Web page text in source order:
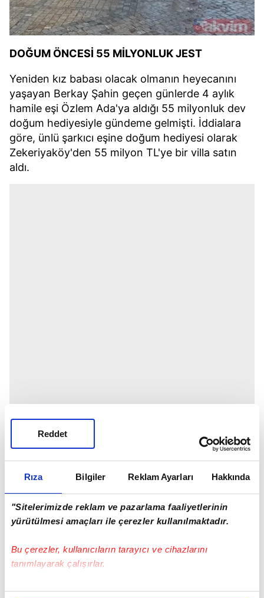
Rıza Bilgiler Reklam Ayarları Hakkında
"Sitelerimizde reklam ve pazarlama faaliyetlerinin
yürütülmesi amaçları ile çerezler kullanılmaktadır.
Bu çerezler, kullanıcıların tarayıcı ve cihazlarını
tanımlayarak çalışırlar.
Bu çerezlere izin vermeniz halinde sizlere özel
Reddet
DOĞUM ÖNCESİ 55 MİLYONLUK JEST
Yeniden kız babası olacak olmanın heyecanını
yaşayan Berkay Şahin geçen günlerde 4 aylık
hamile eşi Özlem Ada'ya aldığı 55 milyonluk dev
doğum hediyesiyle gündeme gelmişti. İddialara
göre, ünlü şarkıcı eşine doğum hediyesi olarak
Zekeriyaköy'den 55 milyon TL'ye bir villa satın
aldı.